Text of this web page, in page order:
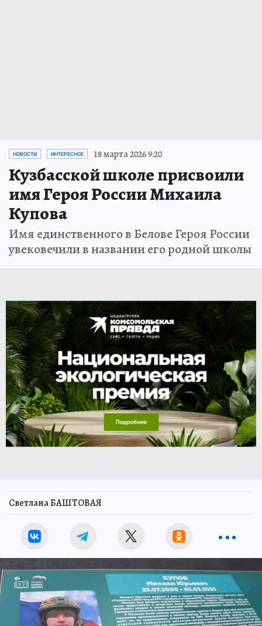
НОВОСТИ ИНТЕРЕСНОЕ 18 марта 2026 9:20
Кузбасской школе присвоили
имя Героя России Михаила
Купова
Имя единственного в Белове Героя России
увековечили в названии его родной школы
Светлана БАШТОВАЯ